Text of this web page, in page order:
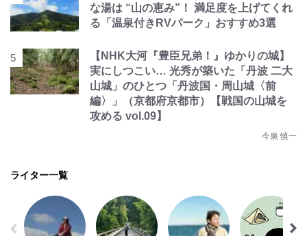
な湯は “山の恵み”！ 満足度を上げてくれ
る「温泉付きRVパーク」おすすめ3選
【NHK大河『豊臣兄弟！』ゆかりの城】
実にしつこい… 光秀が築いた「丹波 二大
山城」のひとつ「丹波国・周山城〈前
編〉」（京都府京都市）【戦国の山城を
攻める vol.09】
今泉 慎一
ライター一覧